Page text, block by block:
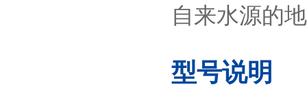
自来水源的
型号说明